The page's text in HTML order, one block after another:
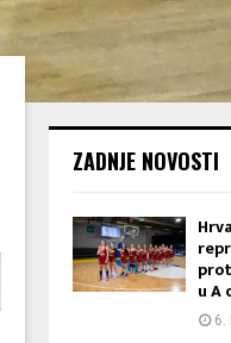
ZADNJE NOVOSTI
u A
6.